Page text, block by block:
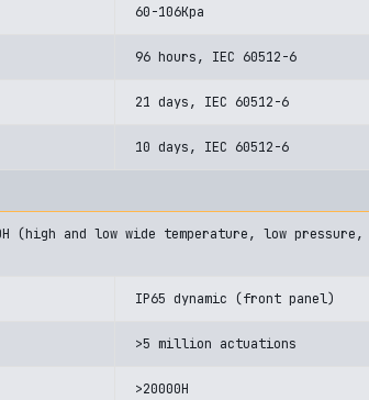
60-106Kpa
96 hours, IEC 60512-6
21 days, IEC 60512-6
10 days, IEC 60512-6
(high and low wide temperature, low
IP65 dynamic (front panel)
>5 million actuations
>20000H